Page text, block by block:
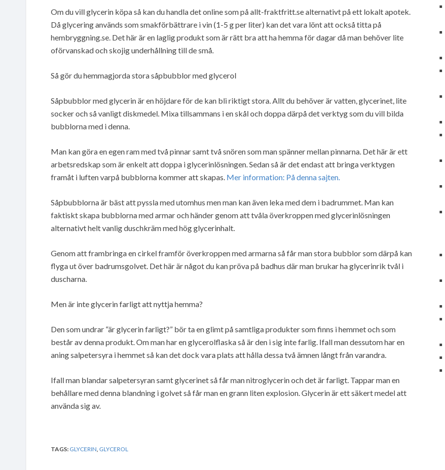
Om du vill glycerin köpa så kan du handla det online som på allt-fraktfritt.se alternativt på ett lokalt apotek.
Då glycering används som smakförbättrare i vin (1-5 g per liter) kan det vara lönt att också titta på
hembryggning.se. Det här är en laglig produkt som är rätt bra att ha hemma för dagar då man behöver lite
oförvanskad och skojig underhållning till de små.
Så gör du hemmagjorda stora såpbubblor med glycerol
Såpbubblor med glycerin är en höjdare för de kan bli riktigt stora. Allt du behöver är vatten, glycerinet, lite
socker och så vanligt diskmedel. Mixa tillsammans i en skål och doppa därpå det verktyg som du vill bilda
bubblorna med i denna.
Man kan göra en egen ram med två pinnar samt två snören som man spänner mellan pinnarna. Det här är ett
arbetsredskap som är enkelt att doppa i glycerinlösningen. Sedan så är det endast att bringa verktygen
framåt i luften varpå bubblorna kommer att skapas. Mer information: På denna sajten.
Såpbubblorna är bäst att pyssla med utomhus men man kan även leka med dem i badrummet. Man kan
faktiskt skapa bubblorna med armar och händer genom att tvåla överkroppen med glycerinlösningen
alternativt helt vanlig duschkräm med hög glycerinhalt.
Genom att frambringa en cirkel framför överkroppen med armarna så får man stora bubblor som därpå kan
flyga ut över badrumsgolvet. Det här är något du kan pröva på badhus där man brukar ha glycerinrik tvål i
duscharna.
Men är inte glycerin farligt att nyttja hemma?
Den som undrar “är glycerin farligt?” bör ta en glimt på samtliga produkter som finns i hemmet och som
består av denna produkt. Om man har en glycerolflaska så är den i sig inte farlig. Ifall man dessutom har en
aning salpetersyra i hemmet så kan det dock vara plats att hålla dessa två ämnen långt från varandra.
Ifall man blandar salpetersyran samt glycerinet så får man nitroglycerin och det är farligt. Tappar man en
behållare med denna blandning i golvet så får man en grann liten explosion. Glycerin är ett säkert medel att
använda sig av.
TAGS: GLYCERIN GLYCEROL